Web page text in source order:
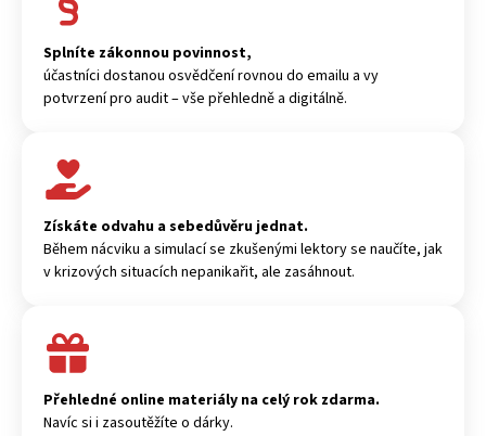
Splníte zákonnou povinnost,
účastníci dostanou osvědčení rovnou do emailu a vy
potvrzení pro audit – vše přehledně a digitálně.
Získáte odvahu a sebedůvěru jednat.
Během nácviku a simulací se zkušenými lektory se naučíte, jak
v krizových situacích nepanikařit, ale zasáhnout.
Přehledné online materiály na celý rok zdarma.
Navíc si i zasoutěžíte o dárky.